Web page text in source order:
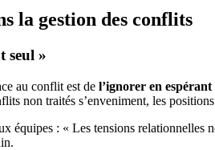
la gestion des conflits
seul »
au conflit est de l’ignorer en
non traités s’enveniment, les
équipes : « Les tensions